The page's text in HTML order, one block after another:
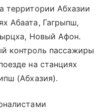
территории Абхазии
Абаата, Гагрыпш,
Новый Афон.
контроль пассажиры
на станциях
(Абхазия).